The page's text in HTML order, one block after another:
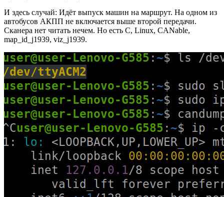
И здесь случай: Идёт выпуск машин на маршрут. На одном из
автобусов АКПП не включается выше второй передачи.
Сканера нет читать нечем. Но есть C, Linux, CANable,
map_id_j1939, viz_j1939.